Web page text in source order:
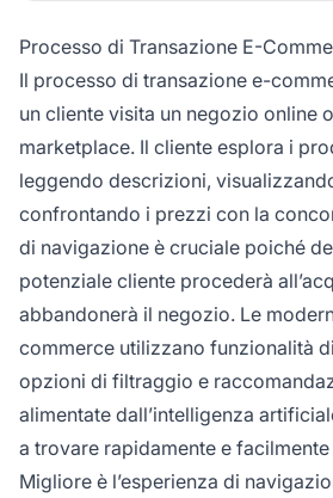
Processo di Transazione E-
Il processo di transazione e-
un cliente visita un negozio online
marketplace. Il cliente esplora i
leggendo descrizioni,
confrontando i prezzi con la
di navigazione è cruciale poiché
potenziale cliente procederà
abbandonerà il negozio. Le
commerce utilizzano funzionalità
opzioni di filtraggio e
alimentate dall’intelligenza
a trovare rapidamente e
Migliore è l’esperienza di